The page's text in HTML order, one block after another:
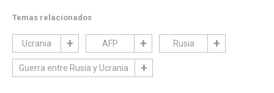
Temas relacionados
Ucrania AFP Rusia
Guerra entre Rusia y Ucrania